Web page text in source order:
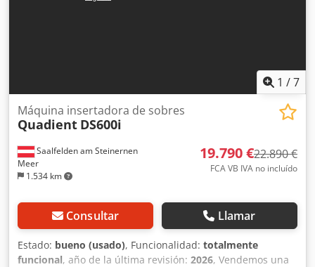
1 /7
Saalfelden am Steinernen
Meer
1.534 km
Máquina insertadora de sobres
Quadient DS600i
19.790 €22.890 €
FCA VB IVA no incluído
Consultar Llamar
Estado: bueno (usado), Funcionalidad: totalmente
funcional, año de la última revisión: 2026, Vendemos una